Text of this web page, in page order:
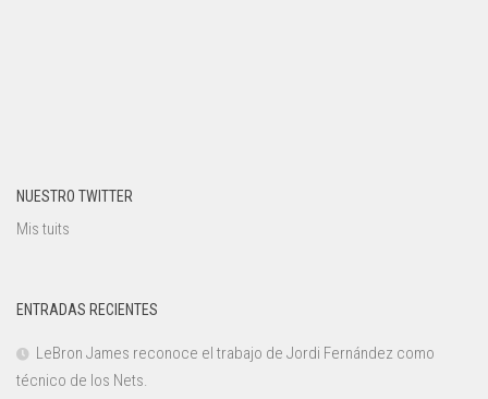
NUESTRO TWITTER
Mis tuits
ENTRADAS RECIENTES
LeBron James reconoce el trabajo de Jordi Fernández como
técnico de los Nets.